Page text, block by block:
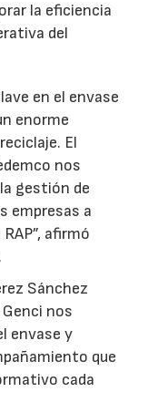
la eficiencia
del
en el envase
enorme
El
nos
gestión de
empresas a
afirmó
Sánchez
nos
envase y
que
cada